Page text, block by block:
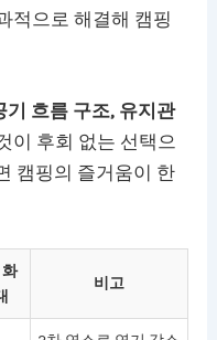
적으로 해결해 캠핑
기 흐름 구조, 유지관
이 후회 없는 선택으
캠핑의 즐거움이 한
비고